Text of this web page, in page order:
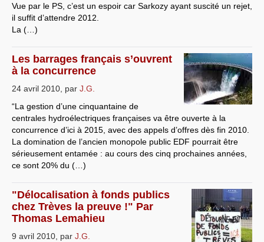
Vue par le PS, c’est un espoir car Sarkozy ayant suscité un rejet,
il suffit d’attendre 2012.
La (…)
Les barrages français s’ouvrent
à la concurrence
24 avril 2010 par J.G.
“La gestion d’une cinquantaine de
centrales hydroélectriques françaises va être ouverte à la
concurrence d’ici à 2015, avec des appels d’offres dès fin 2010.
La domination de l’ancien monopole public EDF pourrait être
sérieusement entamée : au cours des cinq prochaines années,
ce sont 20% du (…)
"Délocalisation à fonds publics
chez Trèves la preuve !" Par
Thomas Lemahieu
9 avril 2010 par J.G.